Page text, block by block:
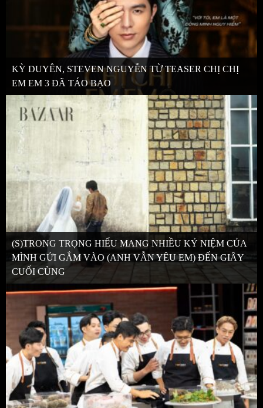
KỲ DUYÊN, STEVEN NGUYỄN TỪ TEASER CHỊ CHỊ
EM EM 3 ĐÃ TÁO BẠO
(S)TRONG TRỌNG HIẾU MANG NHIỀU KỶ NIỆM CỦA
MÌNH GỬI GẮM VÀO (ANH VẪN YÊU EM) ĐẾN GIÂY
CUỐI CÙNG